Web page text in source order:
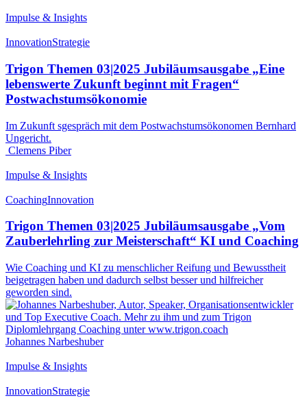
Impulse & Insights
InnovationStrategie
Trigon Themen 03|2025 Jubiläumsausgabe „Eine
lebenswerte Zukunft beginnt mit Fragen“
Postwachstumsökonomie
Im Zukunft sgespräch mit dem Postwachstumsökonomen Bernhard
Ungericht.
Clemens Piber
Impulse & Insights
CoachingInnovation
Trigon Themen 03|2025 Jubiläumsausgabe „Vom
Zauberlehrling zur Meisterschaft“ KI und Coaching
Wie Coaching und KI zu menschlicher Reifung und Bewusstheit
beigetragen haben und dadurch selbst besser und hilfreicher
geworden sind.
Johannes Narbeshuber
Impulse & Insights
InnovationStrategie